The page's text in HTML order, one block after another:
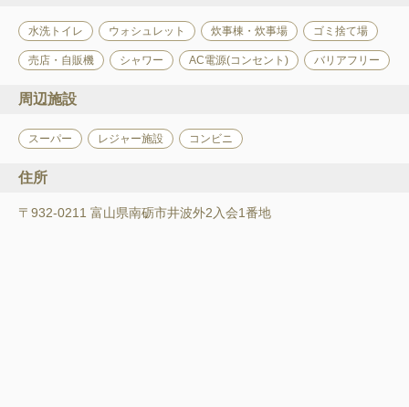
水洗トイレ ウォシュレット 炊事棟・炊事場 ゴミ捨て場
売店・自販機 シャワー AC電源(コンセント) バリアフリー
周辺施設
スーパー レジャー施設 コンビニ
住所
〒932-0211 富山県南砺市井波外2入会1番地